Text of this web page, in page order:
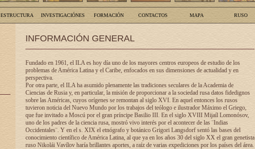
ESTRUCTURA INVESTIGACIÓNES FORMACIÓN CONTACTOS MAPA RUSO
INFORMACIÓN GENERAL
Fundado en 1961, el ILA es hoy día uno de los mayores centros europeos de estudio de los
problemas de América Latina y el Caribe, enfocados en sus dimensiones de actualidad y en
perspectiva.
Por otra parte, el ILA ha asumido plenamente las tradiciones seculares de la Academia de
Ciencias de Rusia y, en particular, la misión de proporcionar a la sociedad rusa datos fidedignos
sobre las Américas, cuyos orígenes se remontan al siglo XVI. En aquel entonces los rusos
tuvieron noticia del Nuevo Mundo por los trabajos del teólogo e ilustrador Máximo el Griego,
que fue invitado a Moscú por el gran príncipe Basilio III. En el siglo XVIII Mijaíl Lomonósov,
uno de los padres de la ciencia rusa, mostró vivo interés por el acontecer de las ¨Indias
Occidentales¨. Y en el s. XIX el etnógrafo y botánico Grigori Langsdorf sentó las bases del
conocimiento científico de América Latina, al que ya en los años 30 del siglo XX el gran genetista
ruso Nikolái Vavílov haría brillantes aportes, a raíz de varias expediciones por los países del área.